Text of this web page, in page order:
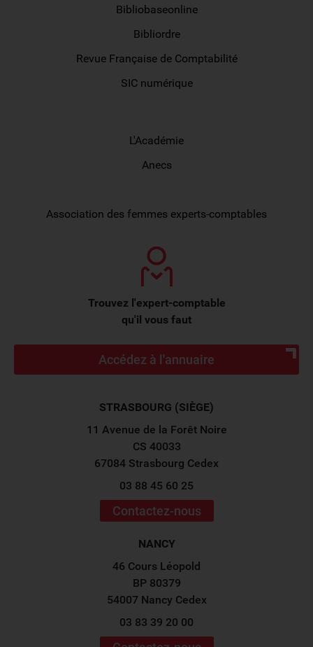
Bibliobaseonline
Bibliordre
Revue Française de Comptabilité
SIC numérique
L'Académie
Anecs
Association des femmes experts-comptables
Trouvez l'expert-comptable
qu'il vous faut
Accédez à l'annuaire
STRASBOURG (SIÈGE)
11 Avenue de la Forêt Noire
CS 40033
67084 Strasbourg Cedex
03 88 45 60 25
Contactez-nous
NANCY
46 Cours Léopold
BP 80379
54007 Nancy Cedex
03 83 39 20 00